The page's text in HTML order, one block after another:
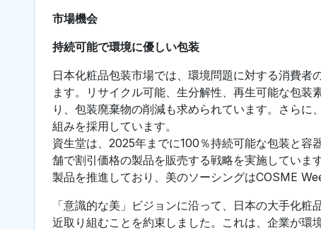
市場機会
持続可能で環境に優しい包装
日本化粧品包装市場では、環境問題に対する消費
ます。リサイクル可能、生分解性、再生可能な包
り、包装廃棄物の削減も求められています。さら
組みを採用しています。
資生堂は、2025年までに100％持続可能な包装と
舗で割引価格の製品を販売する戦略を実施していま
製品を推進しており、美のソーシングはCOSME
「意識的な美」ビジョンに沿って、日本の大手化
近取り組むことを約束しました。これは、企業が環